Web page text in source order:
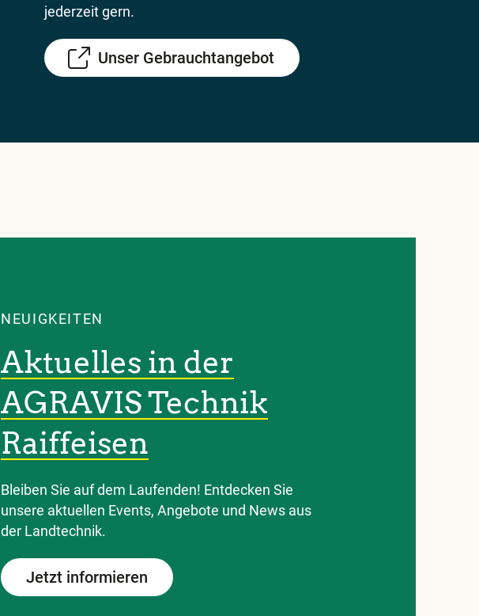
jederzeit gern.
Unser Gebrauchtangebot
NEUIGKEITEN
Aktuelles in der
AGRAVIS Technik
Raiffeisen
Bleiben Sie auf dem Laufenden! Entdecken Sie
unsere aktuellen Events, Angebote und News aus
der Landtechnik.
Jetzt informieren